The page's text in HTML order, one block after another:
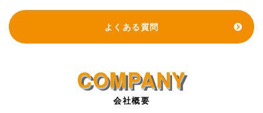
よくある質問
会社概要